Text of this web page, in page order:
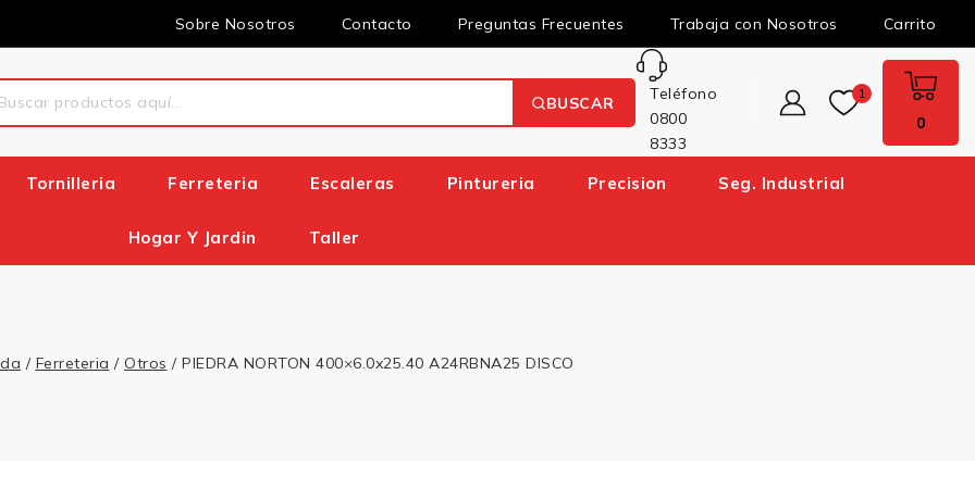
Sobre Nosotros Contacto Preguntas Frecuentes Trabaja con Nosotros Carrito
BUSCAR
Teléfono
0800
8333
1
0
Tornilleria Ferreteria Escaleras Pintureria Precision Seg. Industrial
Hogar Y Jardin Taller
/ Ferreteria / Otros / PIEDRA NORTON 400×6.0x25.40 A24RBNA25 DISCO